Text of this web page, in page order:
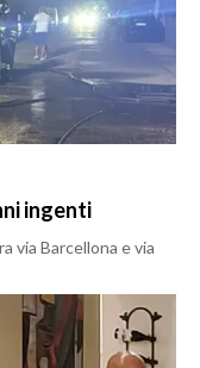
ingenti
via Barcellona e via